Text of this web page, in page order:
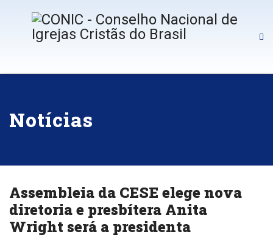
Notícias
Assembleia da CESE elege nova
diretoria e presbítera Anita
Wright será a presidenta